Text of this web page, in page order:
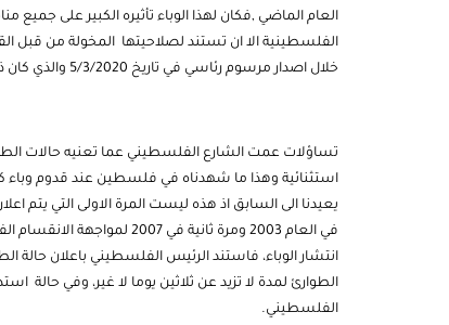
العام الماضي ,فكان لهذا الوباء تأثيره الكبير على جميع
الفلسطينية الا ان تستند لصلاحيتها المخولة من قبل
خلال اصدار مرسوم رئاسي في تاريخ 5/3/2020 والذي كان ذاته السبيل الذي لجات له بعض دول العالم، في سبيل مواجهة الوباء.
تساؤلات عمت الشارع الفلسطيني عما تعنيه حالات
استثنائية وهذا ما شهدناه في فلسطين عند قدوم وباء
يعيدنا الى السابق اذ هذه ليست المرة الاولى التي
الطوارئ لمدة لا تزيد عن ثلاثين يوما لا غير، وفي
الفلسطيني.